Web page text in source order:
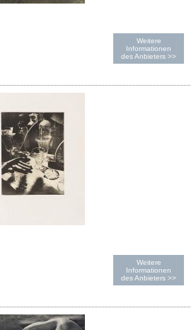
Weitere
Informationen
des Anbieters >>
Weitere
Informationen
des Anbieters >>